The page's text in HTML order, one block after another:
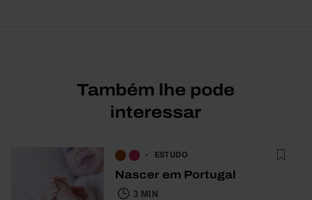
Também lhe pode
interessar
ESTUDO
Nascer em Portugal
3 MIN